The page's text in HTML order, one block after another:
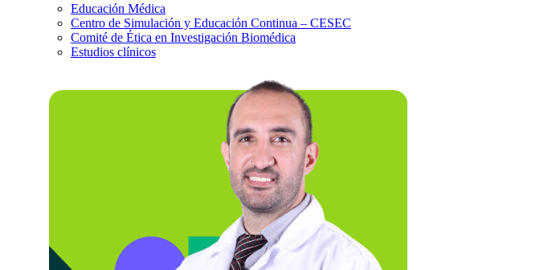
Educación Médica
Centro de Simulación y Educación Continua – CESEC
Comité de Ética en Investigación Biomédica
Estudios clínicos